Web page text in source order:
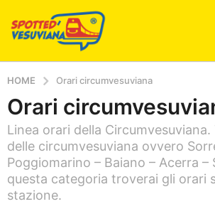
HOME Orari circumvesuviana
Orari
Linea orari della
delle circumvesuviana ovvero
Poggiomarino – Baiano – Acerra
questa categoria troverai gli orari
stazione.